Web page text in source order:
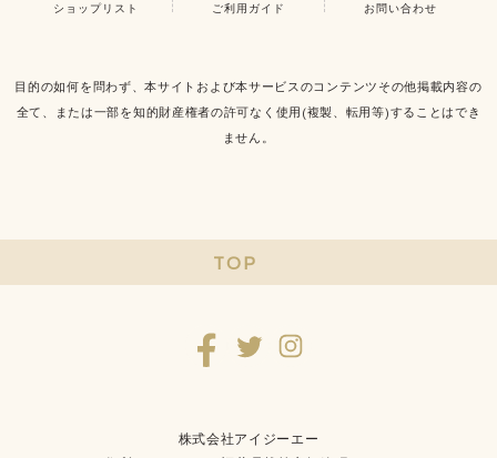
ショップリスト ご利用ガイド お問い合わせ
目的の如何を問わず、本サイトおよび本サービスのコンテンツその他掲載内容の
全て、または一部を知的財産権者の許可なく使用(複製、転用等)することはでき
ません。
TOP
株式会社アイジーエー